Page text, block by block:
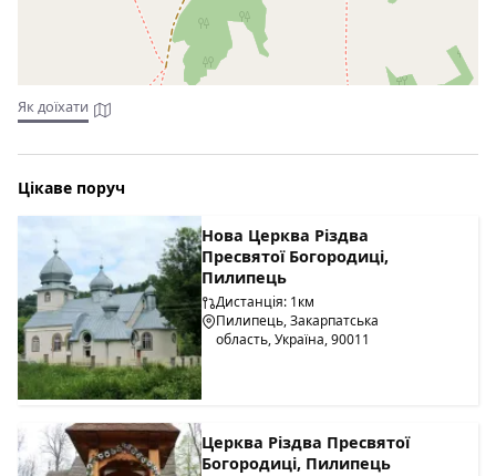
Чоп М06. В селі Нижні Ворота повернути на Воловець і
їхати у напрямку до Міжгір'я. У с.Пилипець повернути
праворуч Рукавички і їхати 2км, садиба по правій стороні,
або власники зорієнтують по телефону.
Їжу можна готувати самостійно на наявній кухні, або
Як доїхати
Цікаве поруч
Нова Церква Різдва
Пресвятої Богородиці,
Пилипець
Дистанція: 1км
Пилипець, Закарпатська
область, Україна, 90011
Церква Різдва Пресвятої
Богородиці, Пилипець